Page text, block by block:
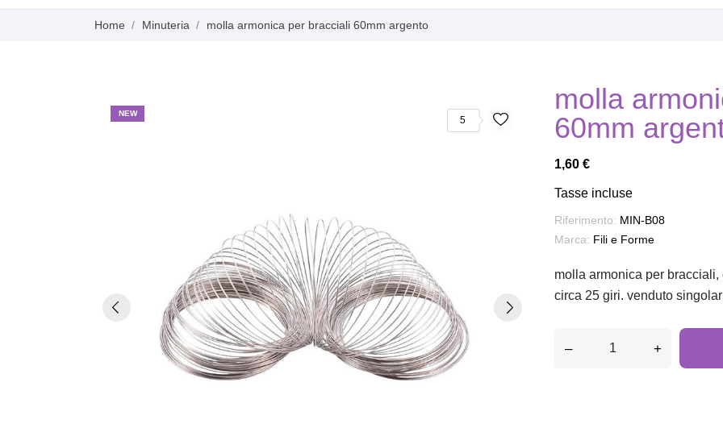
Home Minuteria molla armonica per bracciali 60mm argento
NEW
5
molla
60mm
1,60 €
Tasse incluse
Riferimento: MIN-B08
Marca: Fili e Forme
molla armonica per
circa 25 giri. venduto
– +